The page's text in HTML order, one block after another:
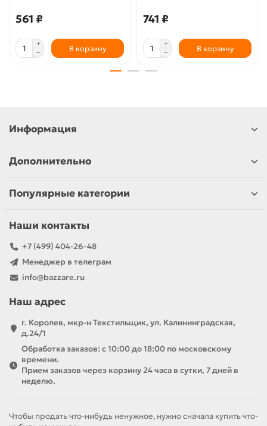
561 ₽
В корзину
741 ₽
В корзину
Информация
Дополнительно
Популярные категории
Наши контакты
+7 (499) 404-26-48
Менеджер в телеграм
info@bazzare.ru
Наш адрес
г. Королев, мкр-н Текстильщик, ул. Калининградская,
д.24/1
Обработка заказов: с 10:00 до 18:00 по московскому
времени.
Прием заказов через корзину 24 часа в сутки, 7 дней в
неделю.
Чтобы продать что-нибудь ненужное, нужно сначала купить что-